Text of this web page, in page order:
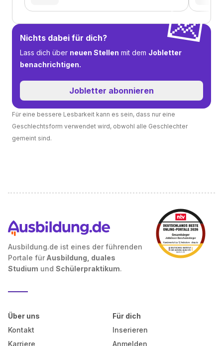
💌
Nichts dabei für dich?
Lass dich über neuen Stellen mit dem Jobletter
benachrichtigen.
Jobletter abonnieren
Für eine bessere Lesbarkeit kann es sein, dass nur eine
Geschlechtsform verwendet wird, obwohl alle Geschlechter
gemeint sind.
Ausbildung.de ist eines der führenden
Portale für Ausbildung, duales
Studium und Schülerpraktikum.
Über uns
Kontakt
Karriere
Für dich
Inserieren
Anmelden